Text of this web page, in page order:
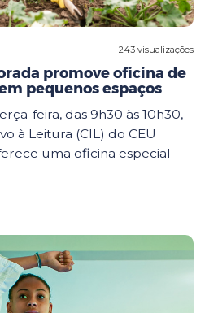
243 visualizações
promove oficina de
pequenos espaços
feira, das 9h30 às 10h30,
à Leitura (CIL) do CEU
uma oficina especial